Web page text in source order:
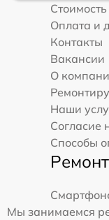
Оплата и
Контакты
Вакансии
О
Наши
Согласие
Способы
Мы занимаемся